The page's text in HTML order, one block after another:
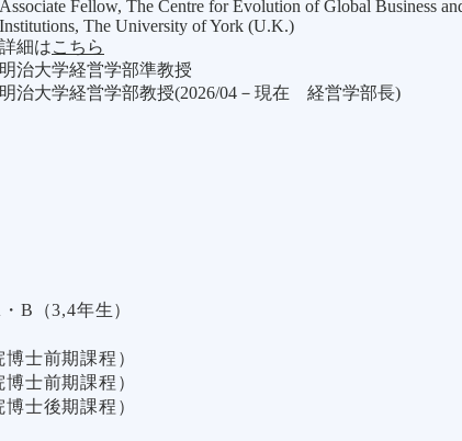
Associate Fellow, The Centre for Evolution of Global Business
Institutions, The University of York (U.K.)​
​詳細はこちら
明治大学経営学部準教授
​明治大学経営学部教授(2026/04－現在 経営学部長)
B（3,4年生）
士前期課程）
士前期課程）
士後期課程）